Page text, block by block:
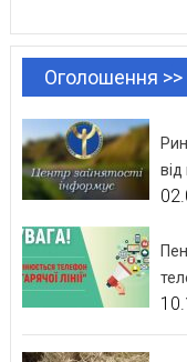
Оголошення >>